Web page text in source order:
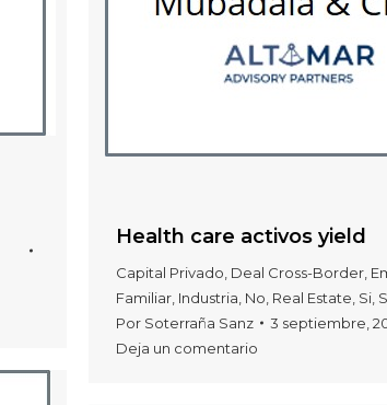
Health care activos yield
Capital Privado Deal Cross-Border
Familiar Industria No Real Estate Si
Por Soterraña Sanz
3 septiembre,
Deja un comentario